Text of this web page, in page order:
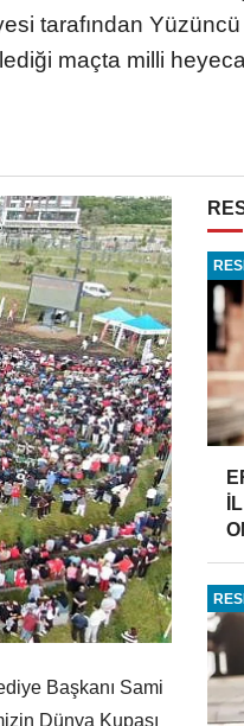
tarafından
maçta milli
Başkanı Sami
Dünya Kupası